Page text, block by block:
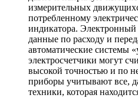
измерительных
потребленному
индикатора.
данные по расходу и
автоматические
электросчетчики могут
высокой точностью и по
приборы учитывают все,
техники, которая